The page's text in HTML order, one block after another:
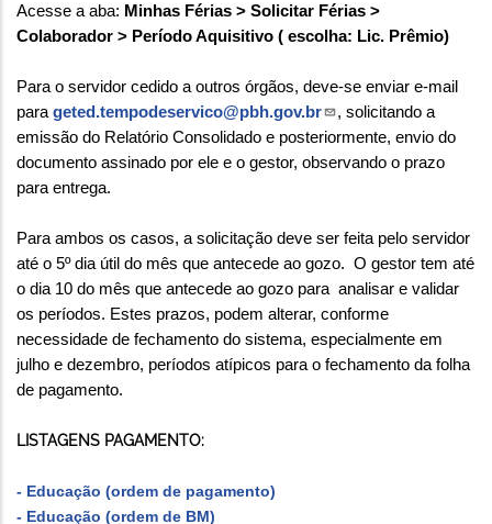
Acesse a aba: Minhas Férias > Solicitar Férias >
Colaborador > Período Aquisitivo ( escolha: Lic. Prêmio)
Para o servidor cedido a outros órgãos, deve-se enviar e-mail
para geted.tempodeservico@pbh.gov.br
, solicitando a
emissão do Relatório Consolidado e posteriormente, envio do
documento assinado por ele e o gestor, observando o prazo
para entrega.
Para ambos os casos, a solicitação deve ser feita pelo servidor
até o 5º dia útil do mês que antecede ao gozo. O gestor tem até
o dia 10 do mês que antecede ao gozo para analisar e validar
os períodos. Estes prazos, podem alterar, conforme
necessidade de fechamento do sistema, especialmente em
julho e dezembro, períodos atípicos para o fechamento da folha
de pagamento.
LISTAGENS PAGAMENTO:
- Educação (ordem de pagamento)
- Educação (ordem de BM)